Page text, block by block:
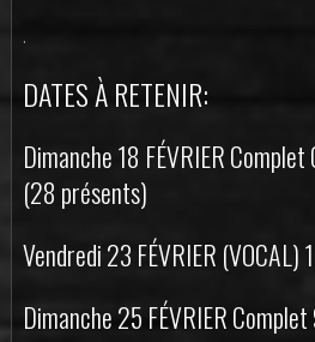
.
DATES À RETENIR:
Dimanche 18 FÉVRIER Complet
(28 présents)
Vendredi 23 FÉVRIER (VOCAL)
Dimanche 25 FÉVRIER